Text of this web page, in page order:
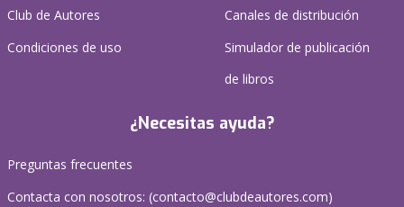
Club de Autores
Condiciones de uso
Canales de distribución
Simulador de publicación
de libros
¿Necesitas ayuda?
Preguntas frecuentes
Contacta con nosotros: (contacto@clubdeautores.com)